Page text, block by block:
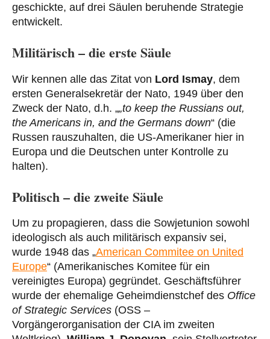
geschickte, auf drei Säulen beruhende Strategie
entwickelt.
Militärisch – die erste Säule
Wir kennen alle das Zitat von Lord Ismay, dem
ersten Generalsekretär der Nato, 1949 über den
Zweck der Nato, d.h. „„to keep the Russians out,
the Americans in, and the Germans down“ (die
Russen rauszuhalten, die US-Amerikaner hier in
Europa und die Deutschen unter Kontrolle zu
halten).
Politisch – die zweite Säule
Um zu propagieren, dass die Sowjetunion sowohl
ideologisch als auch militärisch expansiv sei,
wurde 1948 das „American Commitee on United
Europe“ (Amerikanisches Komitee für ein
vereinigtes Europa) gegründet. Geschäftsführer
wurde der ehemalige Geheimdienstchef des Office
of Strategic Services (OSS –
Vorgängerorganisation der CIA im zweiten